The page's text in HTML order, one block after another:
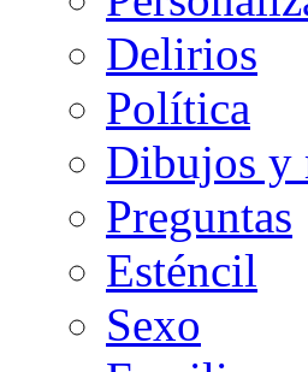
Delirios
Política
Dibujos y
Preguntas
Esténcil
Sexo